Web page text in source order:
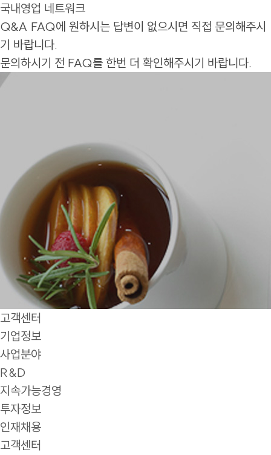
국내영업 네트워크
Q&A FAQ에 원하시는 답변이 없으시면 직접 문의해주시
기 바랍니다.
문의하시기 전 FAQ를 한번 더 확인해주시기 바랍니다.
고객센터
기업정보
사업분야
R&D
지속가능경영
투자정보
인재채용
고객센터